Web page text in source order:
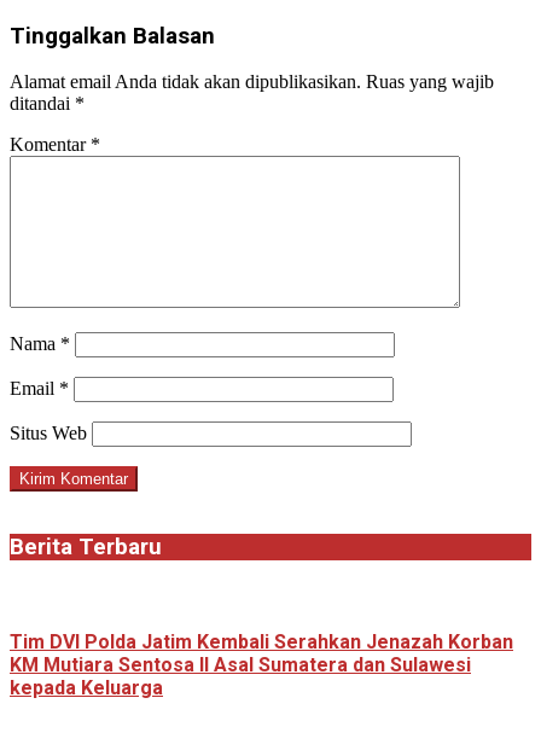
Tinggalkan Balasan
Alamat email Anda tidak akan dipublikasikan. Ruas yang wajib
ditandai *
Komentar *
Nama *
Email *
Situs Web
Berita Terbaru
Tim DVI Polda Jatim Kembali Serahkan Jenazah Korban
KM Mutiara Sentosa II Asal Sumatera dan Sulawesi
kepada Keluarga